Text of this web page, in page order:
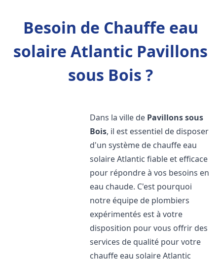
Besoin de Chauffe eau
solaire Atlantic Pavillons
sous Bois ?
Dans la ville de Pavillons sous
Bois, il est essentiel de disposer
d'un système de chauffe eau
solaire Atlantic fiable et efficace
pour répondre à vos besoins en
eau chaude. C'est pourquoi
notre équipe de plombiers
expérimentés est à votre
disposition pour vous offrir des
services de qualité pour votre
chauffe eau solaire Atlantic